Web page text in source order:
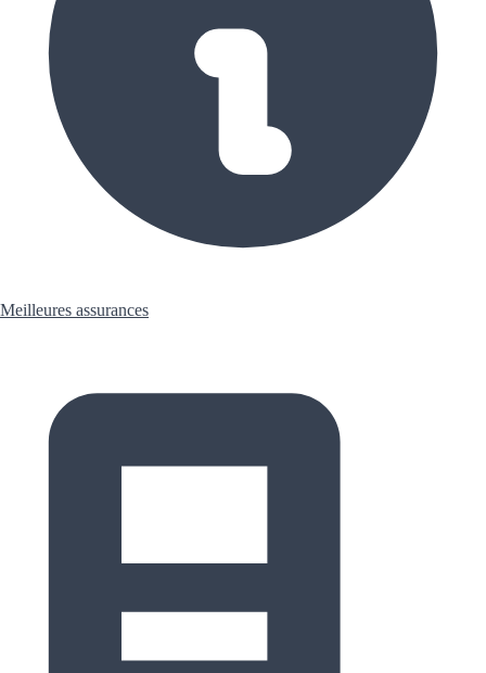
Meilleures assurances